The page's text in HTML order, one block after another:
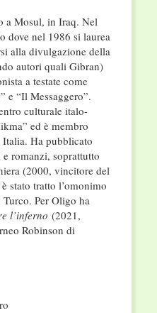
a Mosul, in Iraq. Nel
dove nel 1986 si laurea
alla divulgazione della
autori quali Gibran)
a testate come
e “Il Messaggero”.
culturale italo-
ed è membro
Ha pubblicato
romanzi, soprattutto
(2000, vincitore del
stato tratto l’omonimo
Per Oligo ha
l’inferno (2021,
Robinson di